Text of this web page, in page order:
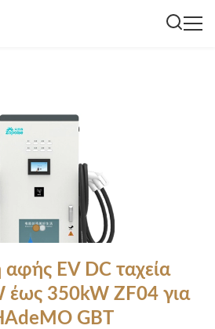
EV DC ταχεία
έως 350kW ZF04 για
GBT